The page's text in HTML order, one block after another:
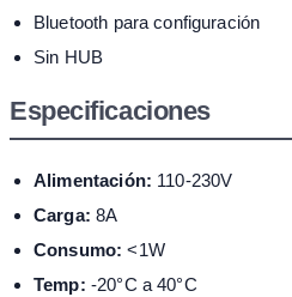
Bluetooth para configuración
Sin HUB
Especificaciones
Alimentación: 110-230V
Carga: 8A
Consumo: <1W
Temp: -20°C a 40°C